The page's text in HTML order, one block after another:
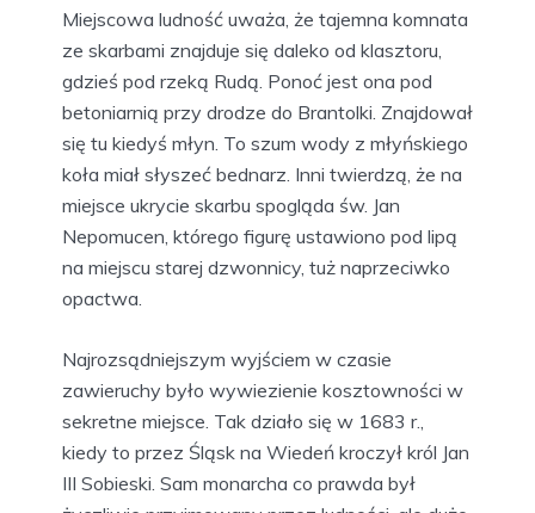
Miejscowa ludność uważa, że tajemna komnata
ze skarbami znajduje się daleko od klasztoru,
gdzieś pod rzeką Rudą. Ponoć jest ona pod
betoniarnią przy drodze do Brantolki. Znajdował
się tu kiedyś młyn. To szum wody z młyńskiego
koła miał słyszeć bednarz. Inni twierdzą, że na
miejsce ukrycie skarbu spogląda św. Jan
Nepomucen, którego figurę ustawiono pod lipą
na miejscu starej dzwonnicy, tuż naprzeciwko
opactwa.
Najrozsądniejszym wyjściem w czasie
zawieruchy było wywiezienie kosztowności w
sekretne miejsce. Tak działo się w 1683 r.,
kiedy to przez Śląsk na Wiedeń kroczył król Jan
III Sobieski. Sam monarcha co prawda był